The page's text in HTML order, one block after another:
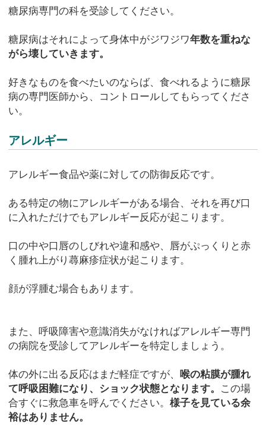
糖尿病専門の科を受診してください。
糖尿病はそれによって身体中がジワジワ年数を重ねな
がら壊していきます。
好きなものを食べたいのならば、食べれるように糖尿
病の専門医師から、コントロールしてもらってくださ
い。
アレルギー
アレルギー食品や薬に対しての防御反応です。
ある特定の物にアレルギーがある場合、それを再び口
に入れただけでもアレルギー反応が起こります。
口の中や口唇のしびれや違和感や、唇がぷっくりと赤
く腫れ上がり蕁麻疹症状が起こります。
顔が浮腫む場合もあります。
また、呼吸障害や意識消失がなければアレルギー専門
の病院を受診してアレルギーを特定しましょう。
体の外に出る反応はまだ軽症ですが、 喉の粘膜が腫れ
て呼吸困難になり、ショック状態となります。 この場
合すぐに救急車を呼んでください。様子を見ている余
裕はありません。